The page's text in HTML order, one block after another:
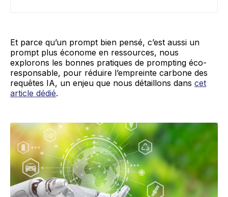
Et parce qu’un prompt bien pensé, c’est aussi un
prompt plus économe en ressources, nous
explorons les bonnes pratiques de prompting éco-
responsable, pour réduire l’empreinte carbone des
requêtes IA, un enjeu que nous détaillons dans cet
article dédié.